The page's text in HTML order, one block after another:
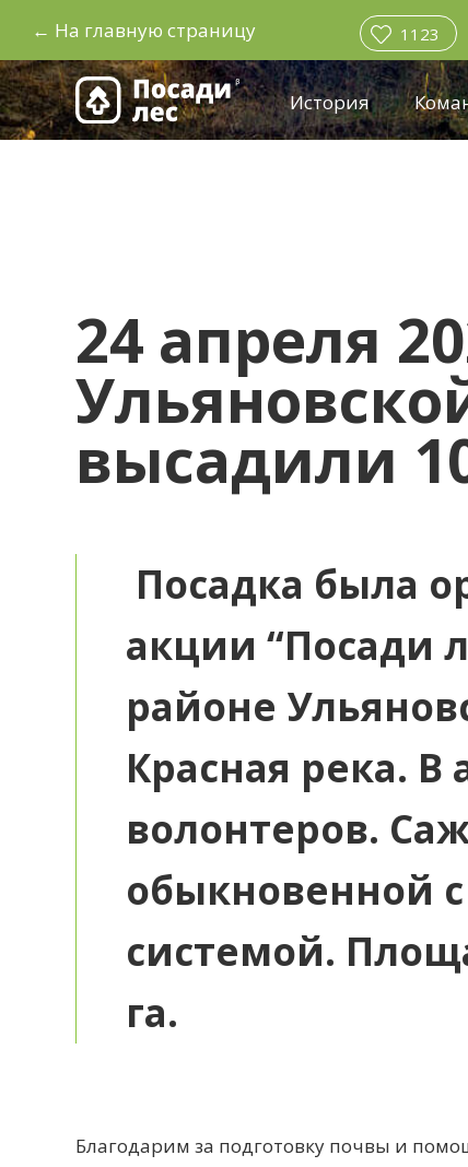
← На главную страницу 1123
История
24 апреля
высадили
Посадка была
акции “Посади
районе
Красная река. В
волонтеров.
обыкновенной
системой.
га.
Благодарим за подготовку почвы и